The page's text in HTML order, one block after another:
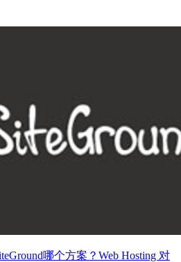
哪个方案？Web Hosting 对